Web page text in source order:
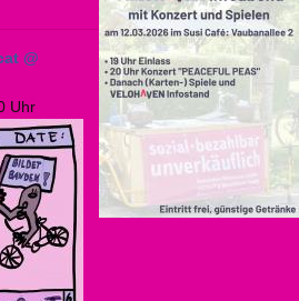
@
Uhr